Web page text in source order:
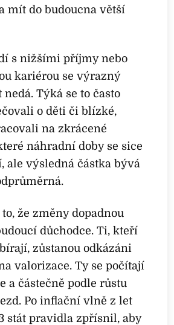
mít do budoucna větší
s nižšími příjmy nebo
kariérou se výrazný
nedá. Týká se to často
o děti či blízké,
na zkrácené
náhradní doby se sice
ale výsledná částka bývá
že změny dopadnou
důchodce. Ti, kteří
zůstanou odkázáni
valorizace. Ty se počítají
a částečně podle růstu
Po inflační vlně z let
stát pravidla zpřísnil, aby